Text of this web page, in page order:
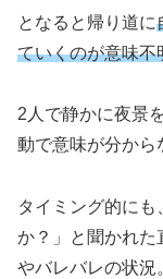
となると帰り道に
ていくのが意味不
2人で静かに夜景
動で意味が分から
タイミング的に
か？」と聞かれた
やバレバレの状況